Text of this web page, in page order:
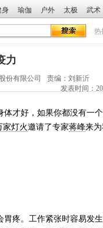
身 瑜伽 户外 太极 武术
热
力
份有限公司
责编：刘新沂
发表时间：
才好，如果你都没有一
家灯火邀请了专家蒋峰来
疼。工作紧张时容易发生